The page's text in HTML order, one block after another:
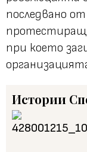
последвано
при което
Истории